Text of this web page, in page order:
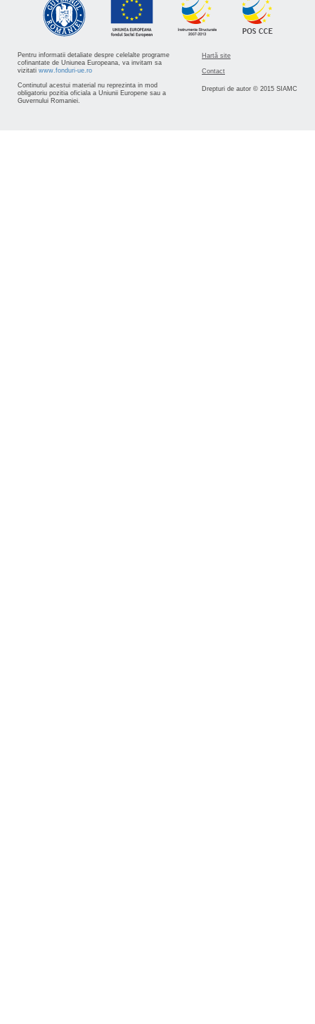
Pentru informatii detaliate despre celelalte programe
cofinantate de Uniunea Europeana, va invitam sa
vizitati www.fonduri-ue.ro
Continutul acestui material nu reprezinta in mod
obligatoriu pozitia oficiala a Uniunii Europene sau a
Guvernului Romaniei.
Hartă site
Contact
Drepturi de autor © 2015 SIAMC